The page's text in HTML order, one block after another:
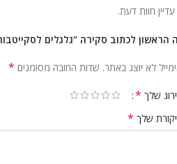
עדיין חוות דעת.
הראשון לכתוב סקירה “גלגלים
לא יוצג באתר. שדות החובה מסומנים *
שלך *
שלך *